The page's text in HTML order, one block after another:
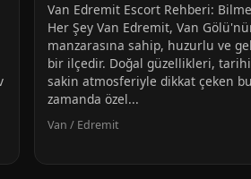
Van Edremit Escort Rehberi:
Her Şey Van Edremit, Van
manzarasına sahip, huzurlu ve
bir ilçedir. Doğal güzellikleri,
sakin atmosferiyle dikkat çeken
zamanda özel...
Van / Edremit